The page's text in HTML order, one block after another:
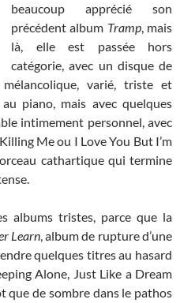
beaucoup apprécié son
précédent album Tramp, mais
là, elle est passée hors
catégorie, avec un disque de
varié, triste et
piano, mais avec quelques
intimement personnel, avec
Me ou I Love You But I’m
cathartique qui termine
albums tristes, parce que la
Learn, album de rupture d’une
quelques titres au hasard
Alone, Just Like a Dream
que de sombre dans le pathos